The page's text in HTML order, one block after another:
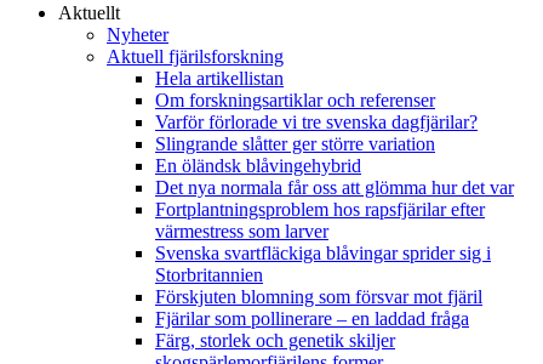
Aktuellt
Nyheter
Aktuell fjärilsforskning
Hela artikellistan
Om forskningsartiklar och referenser
Varför förlorade vi tre svenska dagfjärilar?
Slingrande slåtter ger större variation
En öländsk blåvingehybrid
Det nya normala får oss att glömma hur det var
Fortplantningsproblem hos rapsfjärilar efter
värmestress som larver
Svenska svartfläckiga blåvingar sprider sig i
Storbritannien
Förskjuten blomning som försvar mot fjäril
Fjärilar som pollinerare – en laddad fråga
Färg, storlek och genetik skiljer